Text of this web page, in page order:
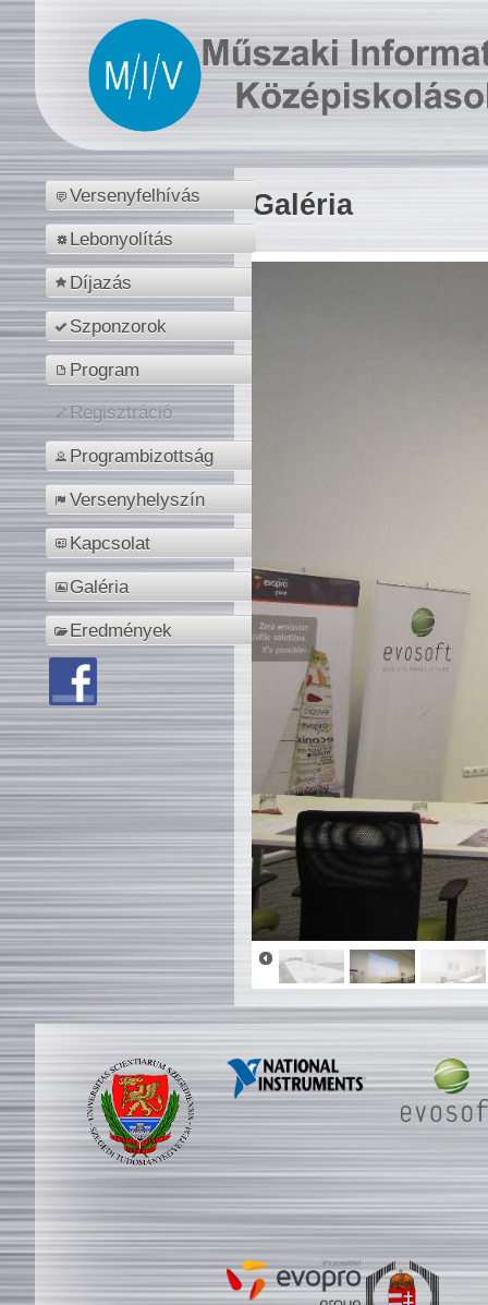
Versenyfelhívás
Lebonyolítás
Díjazás
Szponzorok
Program
Regisztráció
Programbizottság
Versenyhelyszín
Kapcsolat
Galéria
Eredmények
Galéria